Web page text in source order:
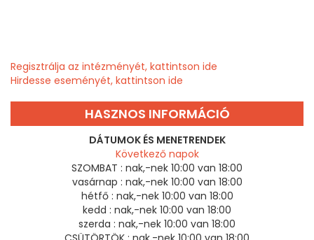
Regisztrálja az intézményét, kattintson ide
Hirdesse eseményét, kattintson ide
HASZNOS INFORMÁCIÓ
DÁTUMOK ÉS MENETRENDEK
Következő napok
SZOMBAT : nak,-nek 10:00 van 18:00
vasárnap : nak,-nek 10:00 van 18:00
hétfő : nak,-nek 10:00 van 18:00
kedd : nak,-nek 10:00 van 18:00
szerda : nak,-nek 10:00 van 18:00